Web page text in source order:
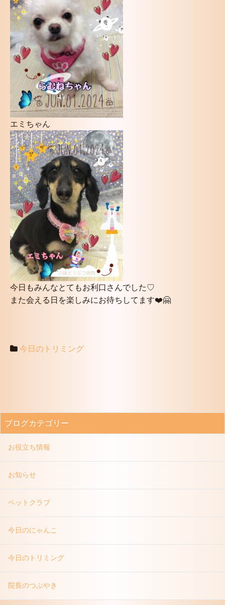
エミちゃん
今日もみんなとてもお利口さんでした♡
また会える日を楽しみにお待ちしてます❤️🤗
今日のトリミング
ブログカテゴリー
お役立ち情報
お知らせ
ペットクラブ
今日のにゃんこ
今日のトリミング
院長のつぶやき